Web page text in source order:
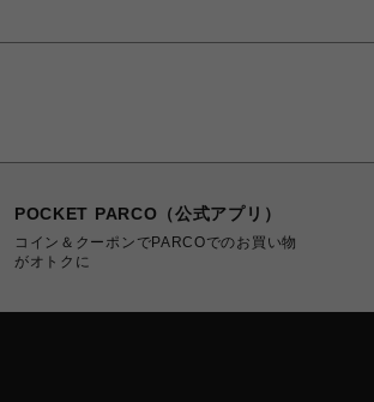
POCKET PARCO（公式アプリ）
コイン＆クーポンでPARCOでのお買い物
がオトクに